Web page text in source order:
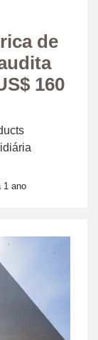
de
160
1 ano